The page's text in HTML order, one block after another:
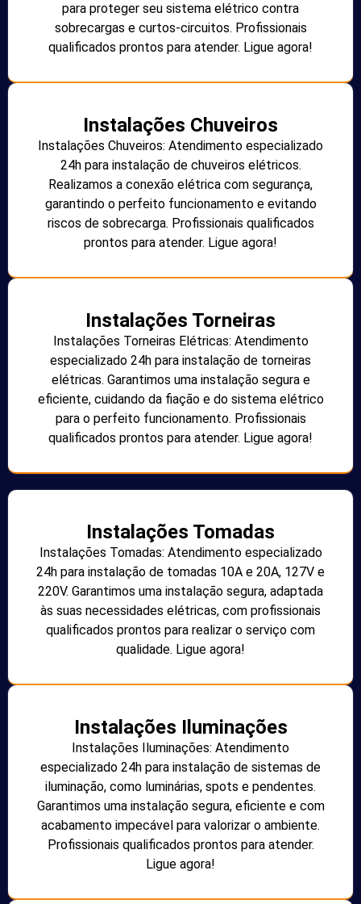
para proteger seu sistema elétrico contra
sobrecargas e curtos-circuitos. Profissionais
qualificados prontos para atender. Ligue agora!
Instalações Chuveiros
Instalações Chuveiros: Atendimento especializado
24h para instalação de chuveiros elétricos.
Realizamos a conexão elétrica com segurança,
garantindo o perfeito funcionamento e evitando
riscos de sobrecarga. Profissionais qualificados
prontos para atender. Ligue agora!
Instalações Torneiras
Instalações Torneiras Elétricas: Atendimento
especializado 24h para instalação de torneiras
elétricas. Garantimos uma instalação segura e
eficiente, cuidando da fiação e do sistema elétrico
para o perfeito funcionamento. Profissionais
qualificados prontos para atender. Ligue agora!
Instalações Tomadas
Instalações Tomadas: Atendimento especializado
24h para instalação de tomadas 10A e 20A, 127V e
220V. Garantimos uma instalação segura, adaptada
às suas necessidades elétricas, com profissionais
qualificados prontos para realizar o serviço com
qualidade. Ligue agora!
Instalações Iluminações
Instalações Iluminações: Atendimento
especializado 24h para instalação de sistemas de
iluminação, como luminárias, spots e pendentes.
Garantimos uma instalação segura, eficiente e com
acabamento impecável para valorizar o ambiente.
Profissionais qualificados prontos para atender.
Ligue agora!